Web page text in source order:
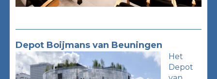
Depot Boijmans van Beuningen
Het
Depot